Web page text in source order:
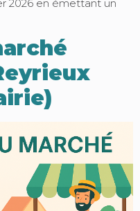
2026 en émettant un